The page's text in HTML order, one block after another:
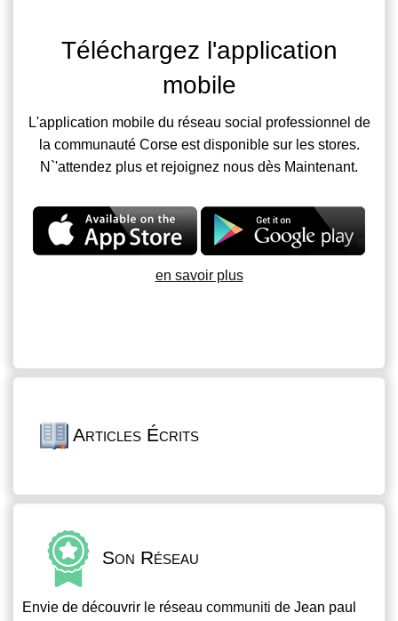
Téléchargez l'application
mobile
L'application mobile du réseau social professionnel de
la communauté Corse est disponible sur les stores.
N`'attendez plus et rejoignez nous dès Maintenant.
en savoir plus
Articles Écrits
Son Réseau
Envie de découvrir le réseau communiti de Jean paul